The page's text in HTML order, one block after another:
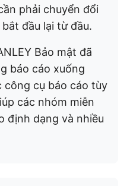
phải chuyển đổi
đầu lại từ đầu.
Bảo mật đã
báo cáo xuống
công cụ báo cáo tùy
các nhóm miễn
định dạng và nhiều